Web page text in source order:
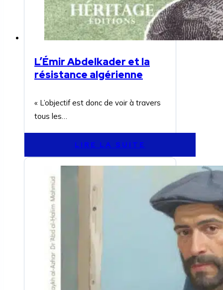
L’Émir Abdelkader et la
résistance algérienne
« L’objectif est donc de voir à travers
tous les…
LIRE LA SUITE